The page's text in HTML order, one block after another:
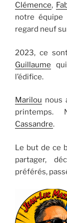
Clémence,
notre
regard neuf
2023, ce
Guillaume
l’édifice.
Marilou nous
printemps.
Cassandre.
Le but de ce
partager,
préférés,